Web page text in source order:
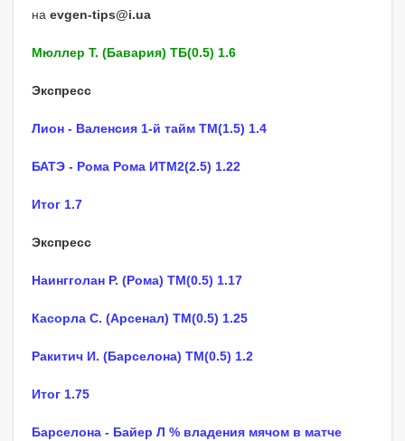
на evgen-tips@i.ua
Мюллер Т. (Бавария) ТБ(0.5) 1.6
Экспресс
Лион - Валенсия 1-й тайм ТМ(1.5) 1.4
БАТЭ - Рома Рома ИТМ2(2.5) 1.22
Итог 1.7
Экспресс
Наингголан Р. (Рома) ТМ(0.5) 1.17
Касорла С. (Арсенал) ТМ(0.5) 1.25
Ракитич И. (Барселона) ТМ(0.5) 1.2
Итог 1.75
Барселона - Байер Л % владения мячом в матче